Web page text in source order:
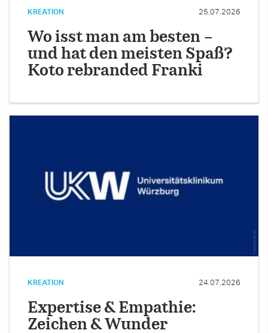
KREATION 25.07.2026
Wo isst man am besten –
und hat den meisten Spaß?
Koto rebranded Franki
KREATION 24.07.2026
Expertise & Empathie:
Zeichen & Wunder